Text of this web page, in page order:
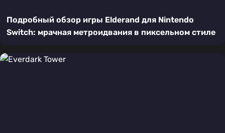
Подробный обзор игры Elderand для Nintendo
Switch: мрачная метроидвания в пиксельном стиле